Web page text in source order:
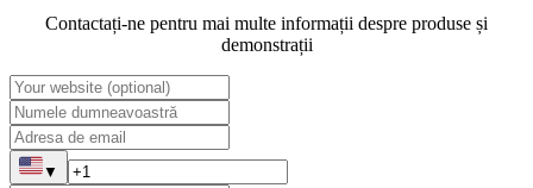
Contactați-ne pentru mai multe informații despre produse și
demonstrații
▼